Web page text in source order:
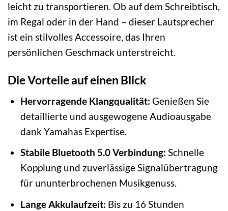
leicht zu transportieren. Ob auf dem Schreibtisch,
im Regal oder in der Hand – dieser Lautsprecher
ist ein stilvolles Accessoire, das Ihren
persönlichen Geschmack unterstreicht.
Die Vorteile auf einen Blick
Hervorragende Klangqualität: Genießen Sie
detaillierte und ausgewogene Audioausgabe
dank Yamahas Expertise.
Stabile Bluetooth 5.0 Verbindung: Schnelle
Kopplung und zuverlässige Signalübertragung
für ununterbrochenen Musikgenuss.
Lange Akkulaufzeit: Bis zu 16 Stunden